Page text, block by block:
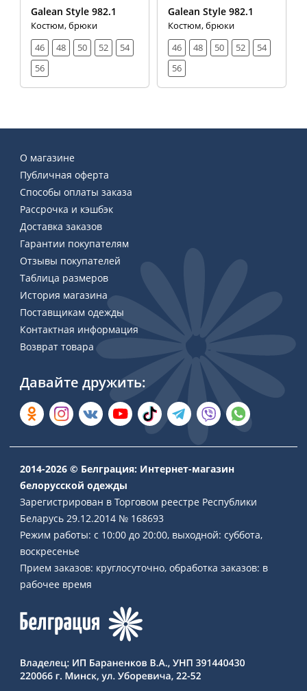
Galean Style 982.1
Костюм, брюки
46
48 50 52
54
56
Galean Style 982.1
Костюм, брюки
46
48 50 52
54
56
О магазине
Публичная оферта
Способы оплаты заказа
Рассрочка и кэшбэк
Доставка заказов
Гарантии покупателям
Отзывы покупателей
Таблица размеров
История магазина
Поставщикам одежды
Контактная информация
Возврат товара
Давайте дружить:
2014-2026 © Белграция: Интернет-магазин
белорусской одежды
Зарегистрирован в Торговом реестре Республики
Беларусь 29.12.2014 № 168693
Режим работы: с 10:00 до 20:00, выходной: суббота,
воскресенье
Прием заказов: круглосуточно, обработка заказов: в
рабочее время